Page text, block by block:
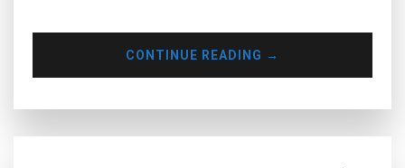
CONTINUE READING →